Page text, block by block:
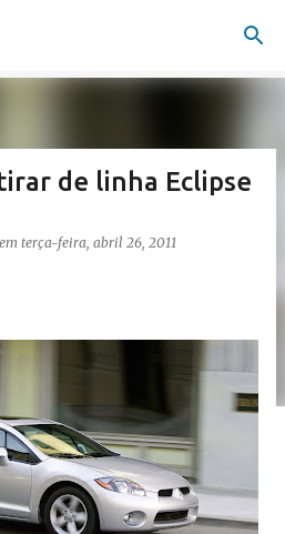
conteúdo principal
de linha Eclipse
em terça-feira, abril 26, 2011